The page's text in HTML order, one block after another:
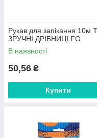
Рукав для запікання 10м
ЗРУЧНІ ДРІБНИЦІ FG
В наявності
50,56 ₴
Купити